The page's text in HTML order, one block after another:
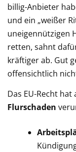
billig-Anbieter
und ein „weißer
uneigennützigen
retten, sahnt
kräftiger ab. Gut
offensichtlich
Das EU-Recht hat
Flurschaden